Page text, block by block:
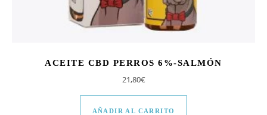
ACEITE CBD PERROS 6%-SALMÓN
21,80€
AÑADIR AL CARRITO